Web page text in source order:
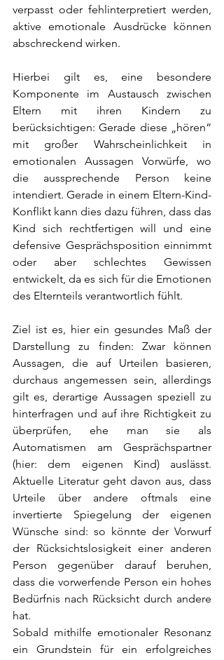
verpasst oder fehlinterpretiert werden,
aktive emotionale Ausdrücke können
abschreckend wirken.
Hierbei gilt es, eine besondere
Komponente im Austausch zwischen
Eltern mit ihren Kindern zu
berücksichtigen: Gerade diese „hören“
mit großer Wahrscheinlichkeit in
emotionalen Aussagen Vorwürfe, wo
die aussprechende Person keine
intendiert. Gerade in einem Eltern-Kind-
Konflikt kann dies dazu führen, dass das
Kind sich rechtfertigen will und eine
defensive Gesprächsposition einnimmt
oder aber schlechtes Gewissen
entwickelt, da es sich für die Emotionen
des Elternteils verantwortlich fühlt.
Ziel ist es, hier ein gesundes Maß der
Darstellung zu finden: Zwar können
Aussagen, die auf Urteilen basieren,
durchaus angemessen sein, allerdings
gilt es, derartige Aussagen speziell zu
hinterfragen und auf ihre Richtigkeit zu
überprüfen, ehe man sie als
Automatismen am Gesprächspartner
(hier: dem eigenen Kind) auslässt.
Aktuelle Literatur geht davon aus, dass
Urteile über andere oftmals eine
invertierte Spiegelung der eigenen
Wünsche sind: so könnte der Vorwurf
der Rücksichtslosigkeit einer anderen
Person gegenüber darauf beruhen,
dass die vorwerfende Person ein hohes
Bedürfnis nach Rücksicht durch andere
hat.
Sobald mithilfe emotionaler Resonanz
ein Grundstein für ein erfolgreiches